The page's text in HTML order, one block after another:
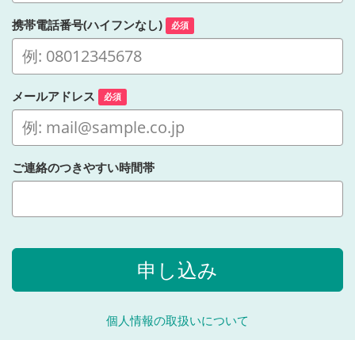
携帯電話番号(ハイフンなし) 必須
メールアドレス 必須
ご連絡のつきやすい時間帯
申し込み
個人情報の取扱いについて